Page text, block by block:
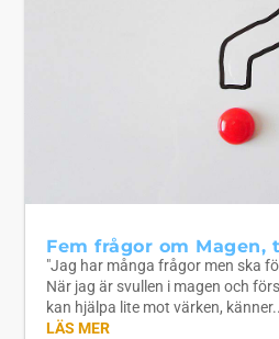
Fem frågor om Magen,
"Jag har många frågor men ska
När jag är svullen i magen och
kan hjälpa lite mot värken,
LÄS MER